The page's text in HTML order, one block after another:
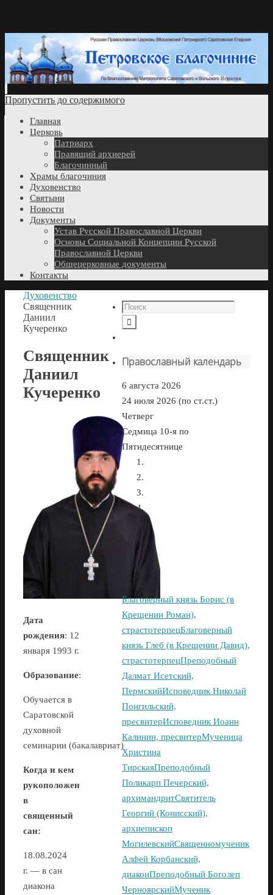
Пропустить до содержимого
Главная
Церковь
Патриарх
Правящий архиерей
Благочинный
Храмы благочиния
Духовенство
Святыни
Новости
Документы
Устав Русской Православной Церкви
Основы Социальной Концепции Русской
Православной Церкви
Общецерковные документы
Контакты
Духовенство
Священник
Даниил
Кучеренко
Священник
Даниил
Кучеренко
Дата
рождения: 12
января 1993 г.
Образование:
Обучается в
Саратовской
духовной
семинарии (бакалавриат)
Когда и кем
рукоположен
в
священный
сан:
18.08.2024
г. — в сан
диакона
Православный календарь
6 августа 2026
24 июля 2026 (по ст.ст.)
Четверг
Седмица 10-я по
Пятидесятнице
Благоверный князь Борис (в
Крещении Роман),
страстотерпецБлаговерный
князь Глеб (в Крещении Давид),
страстотерпецПреподобный
Далмат Исетский,
ПермскийИсповедник Николай
Понгильский,
пресвитерИсповедник Иоанн
Калинин, пресвитерМученица
Христина
ТирскаяПреподобный
Поликарп Печерский,
архимандритСвятитель
Георгий (Конисский),
архиепископ
МогилевскийСвященномученик
Алфей Корбанский,
диаконПреподобный Боголеп
ЧерноярскийМученик